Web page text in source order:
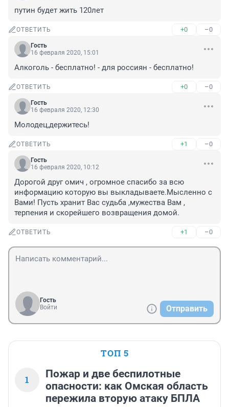
путин будет жить 120лет
ОТВЕТИТЬ +0 –0
Гость
16 февраля 2020, 15:01
Алкоголь - бесплатно! - для россиян - бесплатно!
ОТВЕТИТЬ +0 –0
Гость
16 февраля 2020, 12:30
Молодец,держитесь!
ОТВЕТИТЬ +1 –0
Гость
16 февраля 2020, 10:12
Дорогой друг омич , огромное спасибо за всю
информацию которую вы выкладываете.Мысленно с
Вами! Пусть хранит Вас судьба ,мужества Вам ,
терпения и скорейшего возвращения домой.
ОТВЕТИТЬ +1 –0
Гость
Войти
Отправить
ТОП 5
1
Пожар и две беспилотные
опасности: как Омская область
пережила вторую атаку БПЛА